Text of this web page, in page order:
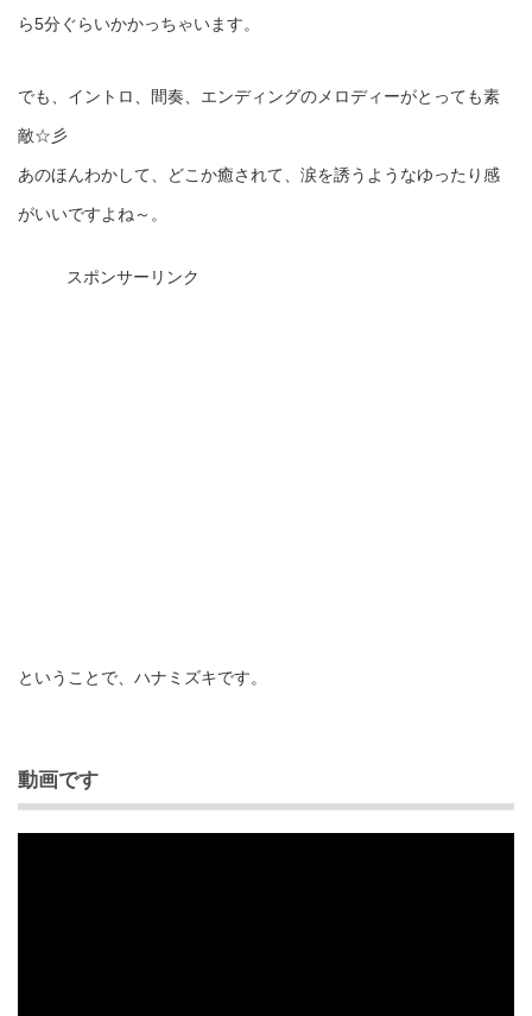
ら5分ぐらいかかっちゃいます。
でも、イントロ、間奏、エンディングのメロディーがとっても素
敵☆彡
あのほんわかして、どこか癒されて、涙を誘うようなゆったり感
がいいですよね～。
スポンサーリンク
ということで、ハナミズキです。
動画です